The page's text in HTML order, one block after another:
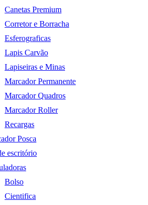
Canetas Premium
Corretor e Borracha
Esferograficas
Lapis Carvão
Lapiseiras e Minas
Marcador Permanente
Marcador Quadros
Marcador Roller
Recargas
Posca
escritório
Bolso
Cientifica